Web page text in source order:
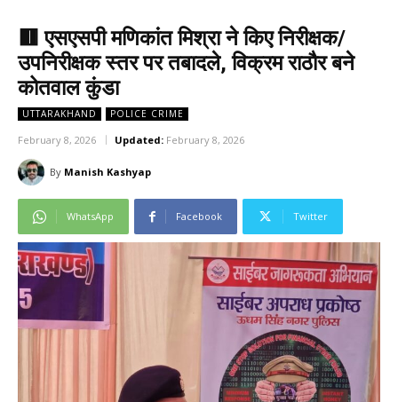
🟥 एसएसपी मणिकांत मिश्रा ने किए निरीक्षक/
उपनिरीक्षक स्तर पर तबादले, विक्रम राठौर बने
कोतवाल कुंडा
UTTARAKHAND POLICE CRIME
February 8, 2026 Updated: February 8, 2026
By Manish Kashyap
WhatsApp Facebook Twitter